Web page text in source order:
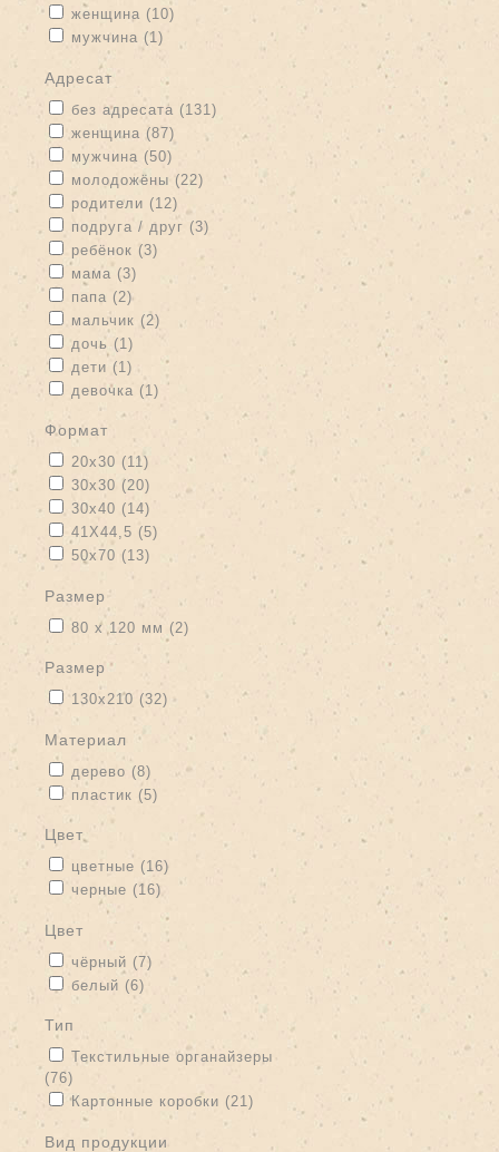
Apply женщина filter
женщина (10) Apply женщина filter
Apply мужчина filter
мужчина (1) Apply мужчина filter
адресат
Apply без адресата filter
без адресата (131) Apply без адресата filter
Apply женщина filter
женщина (87)
Apply мужчина filter
мужчина (50)
Apply молодожёны filter
молодожёны (22) Apply молодожёны filter
Apply родители filter
родители (12) Apply родители filter
Apply подруга / друг filter
подруга / друг (3) Apply подруга / друг filter
Apply ребёнок filter
ребёнок (3)
Apply мама filter
мама (3) Apply мама filter
Apply папа filter
папа (2)Apply папа filter
Apply мальчик filter
мальчик (2) Apply мальчик filter
Apply дочь filter
дочь (1)
Apply дети filter
дети (1) Apply дети filter
Apply девочка filter
девочка (1) Apply девочка filter
формат
Apply 20x30 filter
20x30 (11) Apply 20x30 filter
Apply 30x30 filter
30x30 (20) Apply 30x30 filter
Apply 30x40 filter
30x40 (14) Apply 30x40 filter
Apply 41Х44,5 filter
41Х44,5 (5)
Apply 50x70 filter
50x70 (13)
размер
Apply 80 х 120 мм filter
80 х 120 мм (2) Apply 80 х 120 мм filter
размер
Apply 130х210 filter
130х210 (32) Apply 130х210 filter
материал
Apply дерево filter
дерево (8) Apply дерево filter
Apply пластик filter
пластик (5)
цвет
Apply цветные filter
цветные (16) Apply цветные filter
Apply черные filter
черные (16) Apply черные filter
цвет
Apply чёрный filter
чёрный (7)
Apply белый filter
белый (6) Apply белый filter
тип
Apply Текстильные органайзеры filter
Текстильные органайзеры
(76)
Apply Картонные коробки filter
Картонные коробки (21) Apply Картонные коробки filter
вид продукции